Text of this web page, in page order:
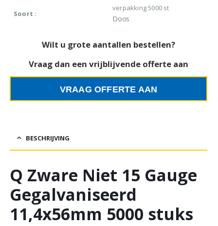
Soort :
verpakking 5000 st
Doos
Wilt u grote aantallen bestellen?
Vraag dan een vrijblijvende offerte aan
VRAAG OFFERTE AAN
BESCHRIJVING
Q Zware Niet 15 Gauge
Gegalvaniseerd
11,4x56mm 5000 stuks